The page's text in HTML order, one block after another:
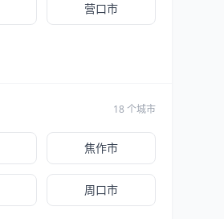
营口市
18 个城市
焦作市
周口市